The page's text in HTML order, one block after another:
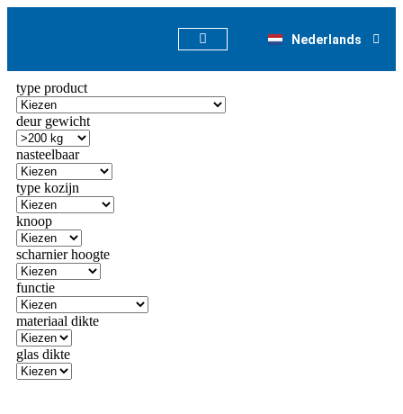
Nederlands
Deutsch
English
type product
deur gewicht
nasteelbaar
type kozijn
knoop
scharnier hoogte
functie
materiaal dikte
glas dikte